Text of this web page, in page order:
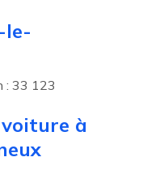
le-
: 33 123
à